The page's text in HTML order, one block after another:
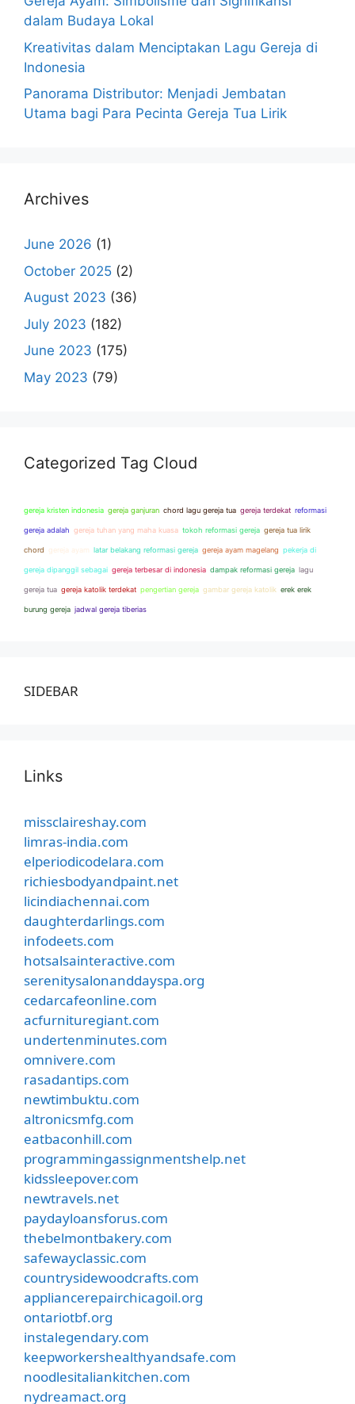
dalam Budaya Lokal
Kreativitas dalam Menciptakan Lagu Gereja di
Indonesia
Panorama Distributor: Menjadi Jembatan
Utama bagi Para Pecinta Gereja Tua Lirik
Archives
June 2026 (1)
October 2025 (2)
August 2023 (36)
July 2023 (182)
June 2023 (175)
May 2023 (79)
Categorized Tag Cloud
gereja kristen indonesia gereja ganjuran chord lagu gereja tua gereja terdekat reformasi
gereja adalah gereja tuhan yang maha kuasa tokoh reformasi gereja gereja tua lirik
chord gereja ayam latar belakang reformasi gereja gereja ayam magelang pekerja di
gereja dipanggil sebagai gereja terbesar di indonesia dampak reformasi gereja lagu
gereja tua gereja katolik terdekat pengertian gereja gambar gereja katolik erek erek
burung gereja jadwal gereja tiberias
SIDEBAR
Links
missclaireshay.com
limras-india.com
elperiodicodelara.com
richiesbodyandpaint.net
licindiachennai.com
daughterdarlings.com
infodeets.com
hotsalsainteractive.com
serenitysalonanddayspa.org
cedarcafeonline.com
acfurnituregiant.com
undertenminutes.com
omnivere.com
rasadantips.com
newtimbuktu.com
altronicsmfg.com
eatbaconhill.com
programmingassignmentshelp.net
kidssleepover.com
newtravels.net
paydayloansforus.com
thebelmontbakery.com
safewayclassic.com
countrysidewoodcrafts.com
appliancerepairchicagoil.org
ontariotbf.org
instalegendary.com
keepworkershealthyandsafe.com
noodlesitaliankitchen.com
nydreamact.org